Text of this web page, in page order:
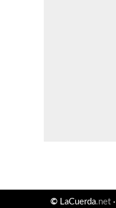
©LaCuerda.net·